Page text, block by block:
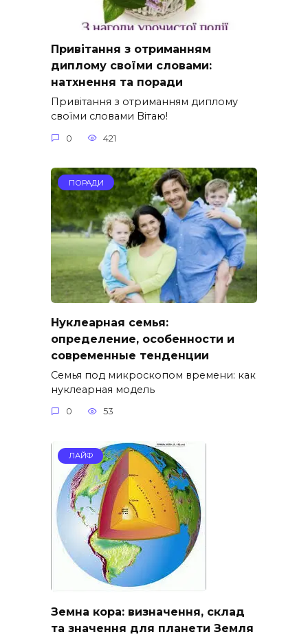
Привітання з отриманням
диплому своїми словами:
натхнення та поради
Привітання з отриманням диплому
своїми словами Вітаю!
0 421
ПОРАДИ
Нуклеарная семья:
определение, особенности и
современные тенденции
Семья под микроскопом времени: как
нуклеарная модель
0 53
ЛАЙФ
Земна кора: визначення, склад
та значення для планети Земля